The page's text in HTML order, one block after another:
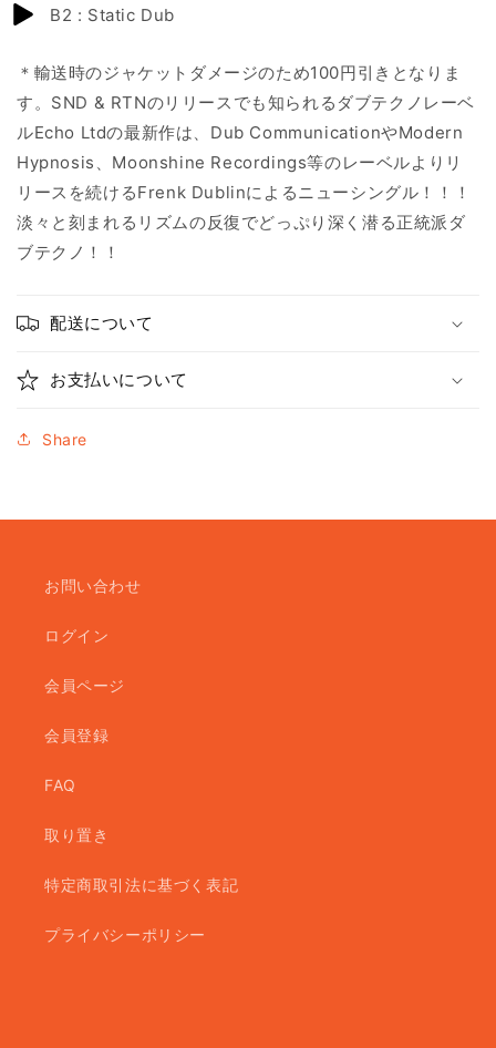
B2 : Static Dub
＊輸送時のジャケットダメージのため100円引きとなりま
す。SND & RTNのリリースでも知られるダブテクノレーベ
ルEcho Ltdの最新作は、 Dub CommunicationやModern
Hypnosis
Moonshine Recordings等のレーベルよりリ
リースを続けるFrenk Dublinによるニューシングル！！！
淡々と刻まれるリズムの反復でどっぷり深く潜る正統派ダ
ブテクノ！！
配送について
お支払いについて
Share
お問い合わせ
ログイン
会員ページ
会員登録
FAQ
取り置き
特定商取引法に基づく表記
プライバシーポリシー